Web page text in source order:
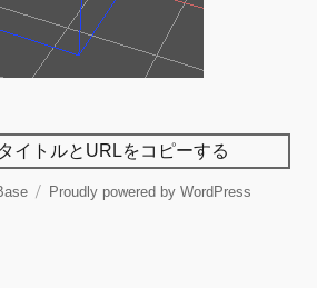
イトルとURLをコピーする
Proudly powered by WordPress